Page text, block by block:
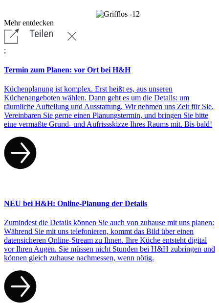
Mehr entdecken
;
Termin zum Planen: vor Ort bei H&H
Küchenplanung ist komplex. Erst heißt es, aus unseren
Küchenangeboten wählen. Dann geht es um die Details: um
räumliche Aufteilung und Ausstattung. Wir nehmen uns Zeit für Sie.
Vereinbaren Sie gerne einen Planungstermin, und bringen Sie bitte
eine vermaßte Grund- und Aufrissskizze Ihres Raums mit. Bis bald!
NEU bei H&H: Online-Planung der Details
Zumindest die Details können Sie auch von zuhause mit uns planen:
Während Sie mit uns telefonieren, kommt das Bild über einen
datensicheren Online-Stream zu Ihnen. Ihre Küche entsteht digital
vor Ihren Augen. Sie müssen nicht Stunden bei H&H zubringen und
können gleich zuhause nachmessen, wenn nötig.